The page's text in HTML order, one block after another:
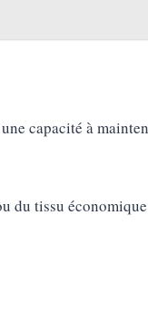
capacité à
du tissu